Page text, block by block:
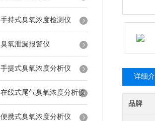
手持式臭氧浓度检测仪
臭氧泄漏报警仪
手提式臭氧浓度分析仪
在线式尾气臭氧浓度分析仪
便携式臭氧浓度分析仪
详细
品牌